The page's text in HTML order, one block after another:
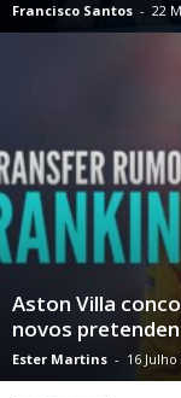
Francisco Santos - 22
Aston Villa
novos
Ester Martins - 16 Julho